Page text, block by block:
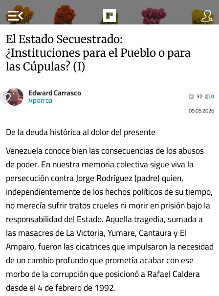
menu_open
El Estado Secuestrado:
¿Instituciones para el Pueblo o para
las Cúpulas? (I)
Edward Carrasco
Aporrea 32
0
09.05.2026
De la deuda histórica al dolor del presente
Venezuela conoce bien las consecuencias de los abusos
de poder. En nuestra memoria colectiva sigue viva la
persecución contra Jorge Rodríguez (padre) quien,
independientemente de los hechos políticos de su tiempo,
no merecía sufrir tratos crueles ni morir en prisión bajo la
responsabilidad del Estado. Aquella tragedia, sumada a
las masacres de La Victoria, Yumare, Cantaura y El
Amparo, fueron las cicatrices que impulsaron la necesidad
de un cambio profundo que prometía acabar con ese
morbo de la corrupción que posicionó a Rafael Caldera
desde el 4 de febrero de 1992.